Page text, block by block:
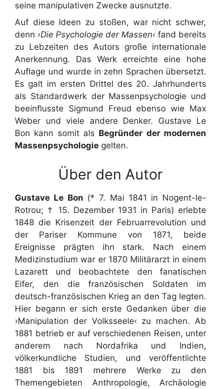
seine manipulativen Zwecke ausnutzte.
Auf diese Ideen zu stoßen, war nicht schwer,
denn ›Die Psychologie der Massen‹ fand bereits
zu Lebzeiten des Autors große internationale
Anerkennung. Das Werk erreichte eine hohe
Auflage und wurde in zehn Sprachen übersetzt.
Es galt im ersten Drittel des 20. Jahrhunderts
als Standardwerk der Massenpsychologie und
beeinflusste Sigmund Freud ebenso wie Max
Weber und viele andere Denker. Gustave Le
Bon kann somit als Begründer der modernen
Massenpsychologie gelten.
Über den Autor
Gustave Le Bon (* 7. Mai 1841 in Nogent-le-
Rotrou; † 15. Dezember 1931 in Paris) erlebte
1848 die Krisenzeit der Februarrevolution und
der Pariser Kommune von 1871, beide
Ereignisse prägten ihn stark. Nach einem
Medizinstudium war er 1870 Militärarzt in einem
Lazarett und beobachtete den fanatischen
Eifer, den die französischen Soldaten im
deutsch-französischen Krieg an den Tag legten.
Hier begann er sich erste Gedanken über die
›Manipulation der Volksseele‹ zu machen. Ab
1881 betrieb er auf verschiedenen Reisen, unter
anderem nach Nordafrika und Indien,
völkerkundliche Studien, und veröffentlichte
1881 bis 1891 mehrere Werke zu den
Themengebieten Anthropologie, Archäologie